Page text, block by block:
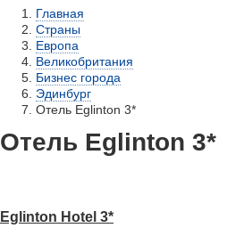
Главная
Страны
Европа
Великобритания
Бизнес города
Эдинбург
Отель Eglinton 3*
Отель Eglinton 3*
Eglinton Hotel 3*